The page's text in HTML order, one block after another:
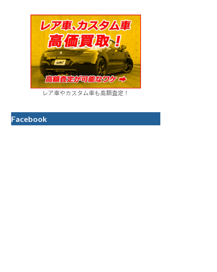
レア車やカスタム車も高額査定！
Facebook